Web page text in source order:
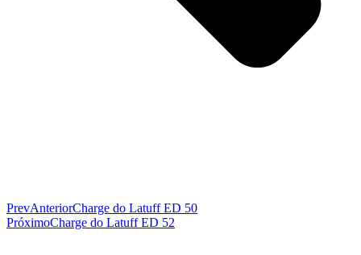
PrevAnteriorCharge do Latuff ED 50
PróximoCharge do Latuff ED 52